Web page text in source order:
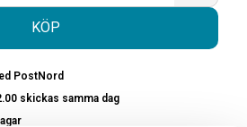
KÖP
PostNord
skickas samma dag